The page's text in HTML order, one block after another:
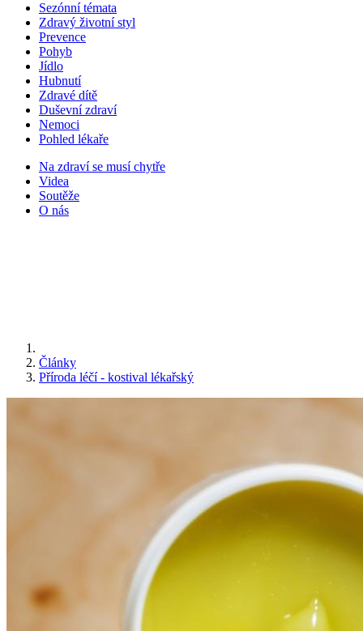
Sezónní témata
Zdravý životní styl
Prevence
Pohyb
Jídlo
Hubnutí
Zdravé dítě
Duševní zdraví
Nemoci
Pohled lékaře
Na zdraví se musí chytře
Videa
Soutěže
O nás
Články
Příroda léčí - kostival lékařský